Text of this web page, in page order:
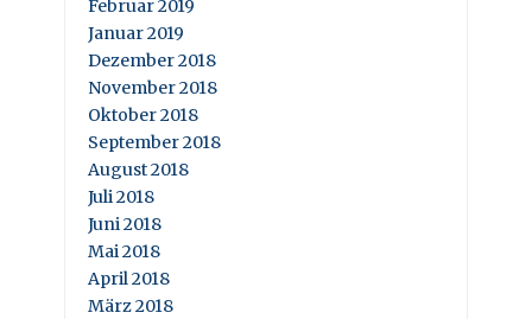
Februar 2019
Januar 2019
Dezember 2018
November 2018
Oktober 2018
September 2018
August 2018
Juli 2018
Juni 2018
Mai 2018
April 2018
März 2018